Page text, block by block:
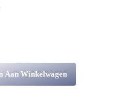
Aan Winkelwagen